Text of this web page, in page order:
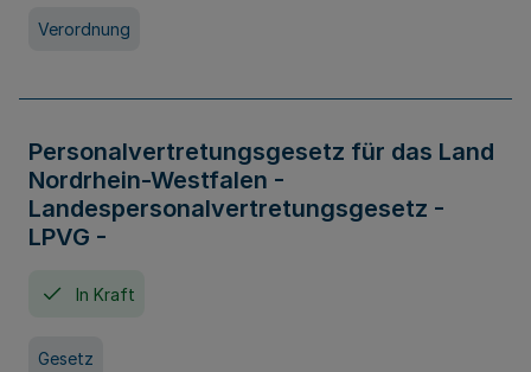
Verordnung
Personalvertretungsgesetz für das Land
Nordrhein-Westfalen -
Landespersonalvertretungsgesetz -
LPVG -
In Kraft
Gesetz